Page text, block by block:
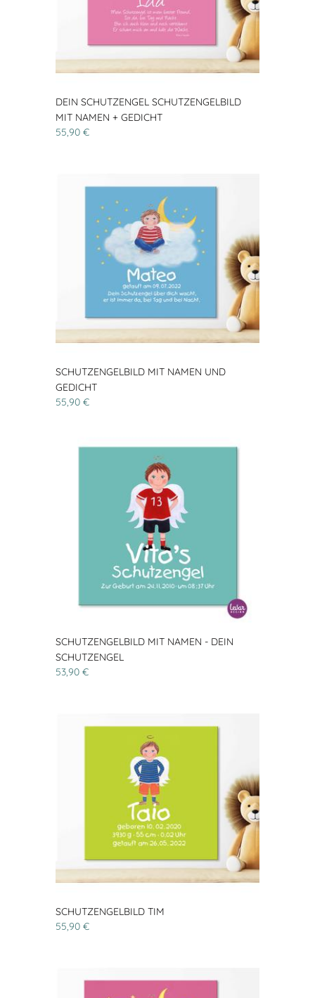
DEIN SCHUTZENGEL SCHUTZENGELBILD
MIT NAMEN + GEDICHT
55,90 €
SCHUTZENGELBILD MIT NAMEN UND
GEDICHT
55,90 €
SCHUTZENGELBILD MIT NAMEN - DEIN
SCHUTZENGEL
53,90 €
SCHUTZENGELBILD TIM
55,90 €